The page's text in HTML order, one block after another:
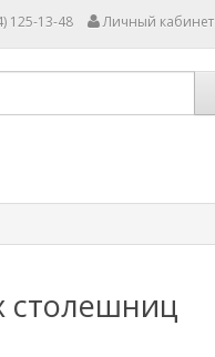
125-13-48 Личный кабинет
столешниц